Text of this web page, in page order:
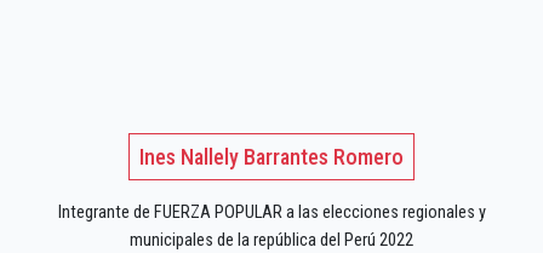
Ines Nallely Barrantes Romero
Integrante de FUERZA POPULAR a las elecciones regionales y
municipales de la república del Perú 2022